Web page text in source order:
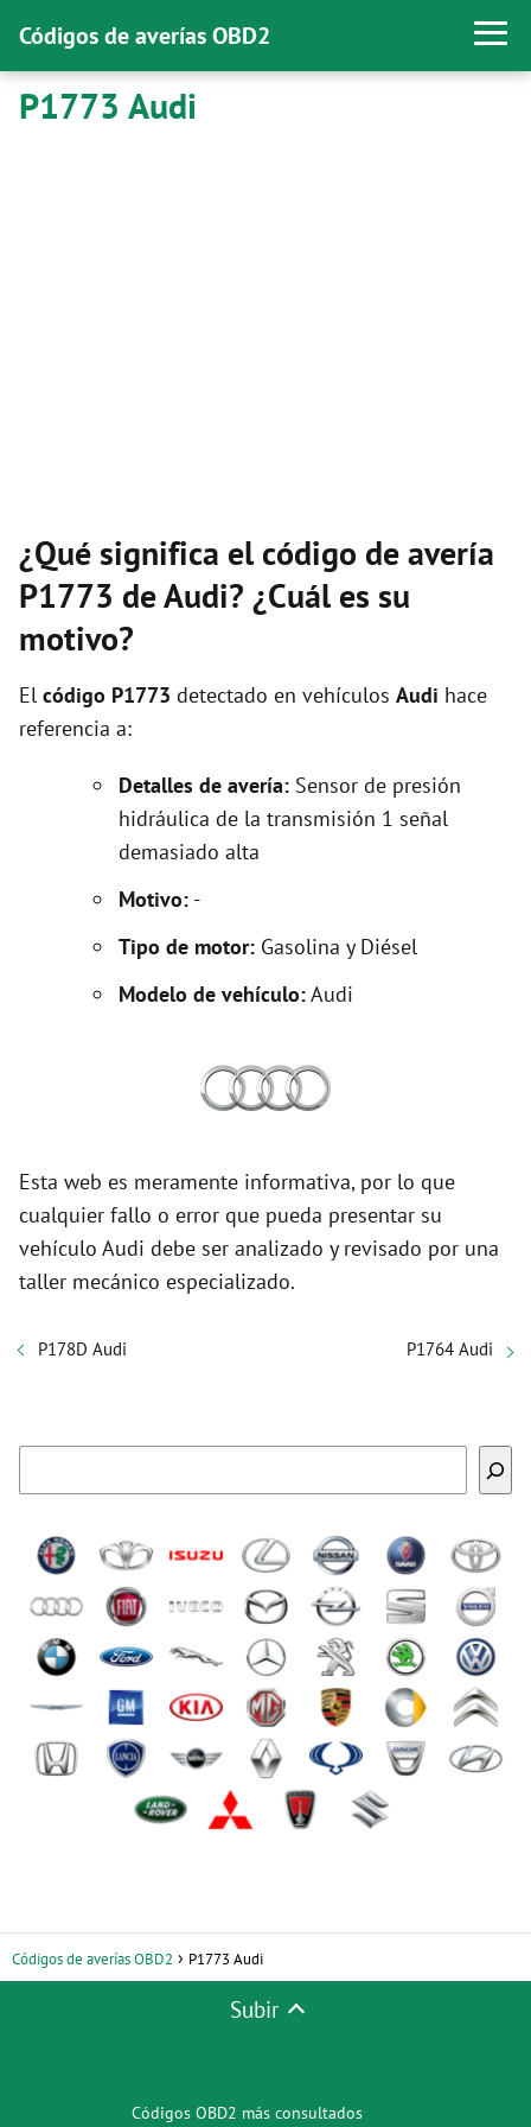
Códigos de averías OBD2
P1773 Audi
¿Qué significa el código de avería
P1773 de Audi? ¿Cuál es su
motivo?
El código P1773 detectado en vehículos Audi hace
referencia a:
Detalles de avería: Sensor de presión
hidráulica de la transmisión 1 señal
demasiado alta
Motivo: -
Tipo de motor: Gasolina y Diésel
Modelo de vehículo:Audi
Esta web es meramente informativa, por lo que
cualquier fallo o error que pueda presentar su
vehículo Audi debe ser analizado y revisado por una
taller mecánico especializado.
P178D Audi P1764 Audi
Códigos de averías OBD2 P1773 Audi
Subir
Códigos OBD2 más consultados